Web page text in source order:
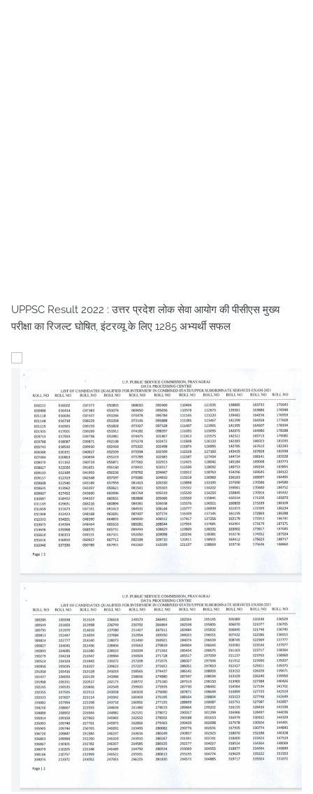
UPPSC Result 2022 : उत्तर प्रदेश लोक सेवा आयोग की पीसीएस मुख्य
परीक्षा का रिजल्ट घोषित, इंटरव्यू के लिए 1285 अभ्यर्थी सफल